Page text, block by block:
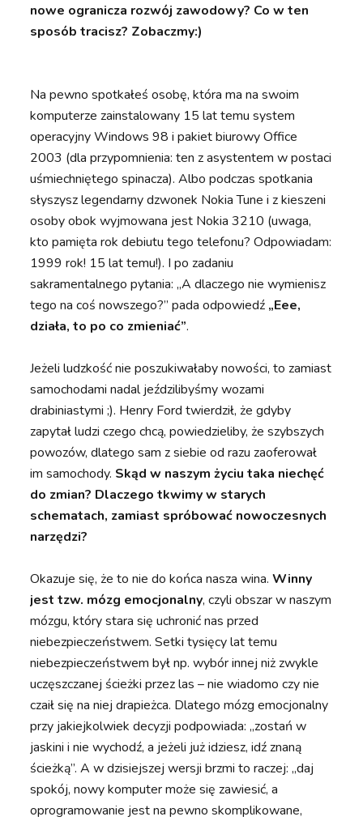
nowe ogranicza rozwój zawodowy? Co w ten
sposób tracisz? Zobaczmy:)
Na pewno spotkałeś osobę, która ma na swoim
komputerze zainstalowany 15 lat temu system
operacyjny Windows 98 i pakiet biurowy Office
2003 (dla przypomnienia: ten z asystentem w postaci
uśmiechniętego spinacza). Albo podczas spotkania
słyszysz legendarny dzwonek Nokia Tune i z kieszeni
osoby obok wyjmowana jest Nokia 3210 (uwaga,
kto pamięta rok debiutu tego telefonu? Odpowiadam:
1999 rok! 15 lat temu!). I po zadaniu
sakramentalnego pytania: „A dlaczego nie wymienisz
tego na coś nowszego?” pada odpowiedź „Eee,
działa, to po co zmieniać”.
Jeżeli ludzkość nie poszukiwałaby nowości, to zamiast
samochodami nadal jeździlibyśmy wozami
drabiniastymi ;). Henry Ford twierdził, że gdyby
zapytał ludzi czego chcą, powiedzieliby, że szybszych
powozów, dlatego sam z siebie od razu zaoferował
im samochody. Skąd w naszym życiu taka niechęć
do zmian? Dlaczego tkwimy w starych
schematach, zamiast spróbować nowoczesnych
narzędzi?
Okazuje się, że to nie do końca nasza wina.Winny
jest tzw. mózg emocjonalny, czyli obszar w naszym
mózgu, który stara się uchronić nas przed
niebezpieczeństwem. Setki tysięcy lat temu
niebezpieczeństwem był np. wybór innej niż zwykle
uczęszczanej ścieżki przez las – nie wiadomo czy nie
czaił się na niej drapieżca. Dlatego mózg emocjonalny
przy jakiejkolwiek decyzji podpowiada: „zostań w
jaskini i nie wychodź, a jeżeli już idziesz, idź znaną
ścieżką”. A w dzisiejszej wersji brzmi to raczej: „daj
spokój, nowy komputer może się zawiesić, a
oprogramowanie jest na pewno skomplikowane,